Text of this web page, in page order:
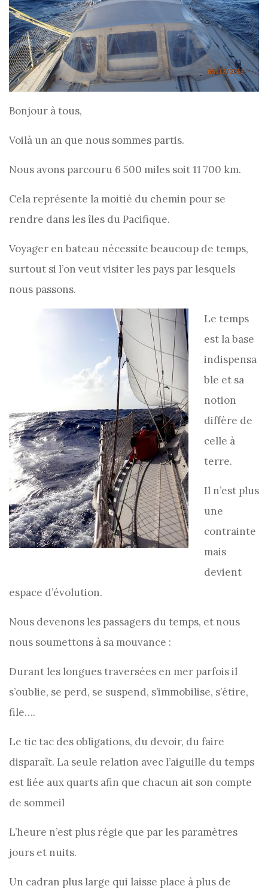
Bonjour à tous,
Voilà un an que nous sommes partis.
Nous avons parcouru 6 500 miles soit 11 700 km.
Cela représente la moitié du chemin pour se
rendre dans les îles du Pacifique.
Voyager en bateau nécessite beaucoup de temps,
surtout si l’on veut visiter les pays par lesquels
nous passons.
Le temps
est la base
indispensa
ble et sa
notion
diffère de
celle à
terre.
Il n’est plus
une
contrainte
mais
devient
espace d’évolution.
Nous devenons les passagers du temps, et nous
nous soumettons à sa mouvance :
Durant les longues traversées en mer parfois il
s’oublie, se perd, se suspend, s’immobilise, s’étire,
file….
Le tic tac des obligations, du devoir, du faire
disparaît. La seule relation avec l’aiguille du temps
est liée aux quarts afin que chacun ait son compte
de sommeil
L’heure n’est plus régie que par les paramètres
jours et nuits.
Un cadran plus large qui laisse place à plus de